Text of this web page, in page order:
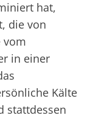
hat,
die von
vom
in einer
Kälte
stattdessen